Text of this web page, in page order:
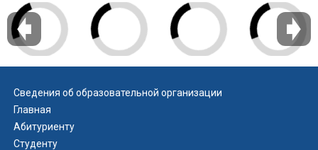
Сведения об образовательной организации
Главная
Абитуриенту
Студенту